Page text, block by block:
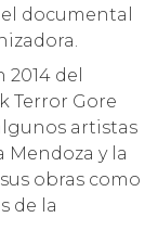
documental
del
Terror Gore
artistas
Mendoza y la
obras como
de la